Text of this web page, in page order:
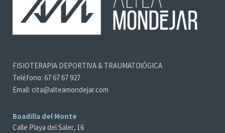
FISIOTERAPIA DEPORTIVA & TRAUMATOlÓGICA
Teléfono: 67 67 67 927
Email: cita@alteamondejar.com
Boadilla del Monte
Calle Playa del Saler, 16